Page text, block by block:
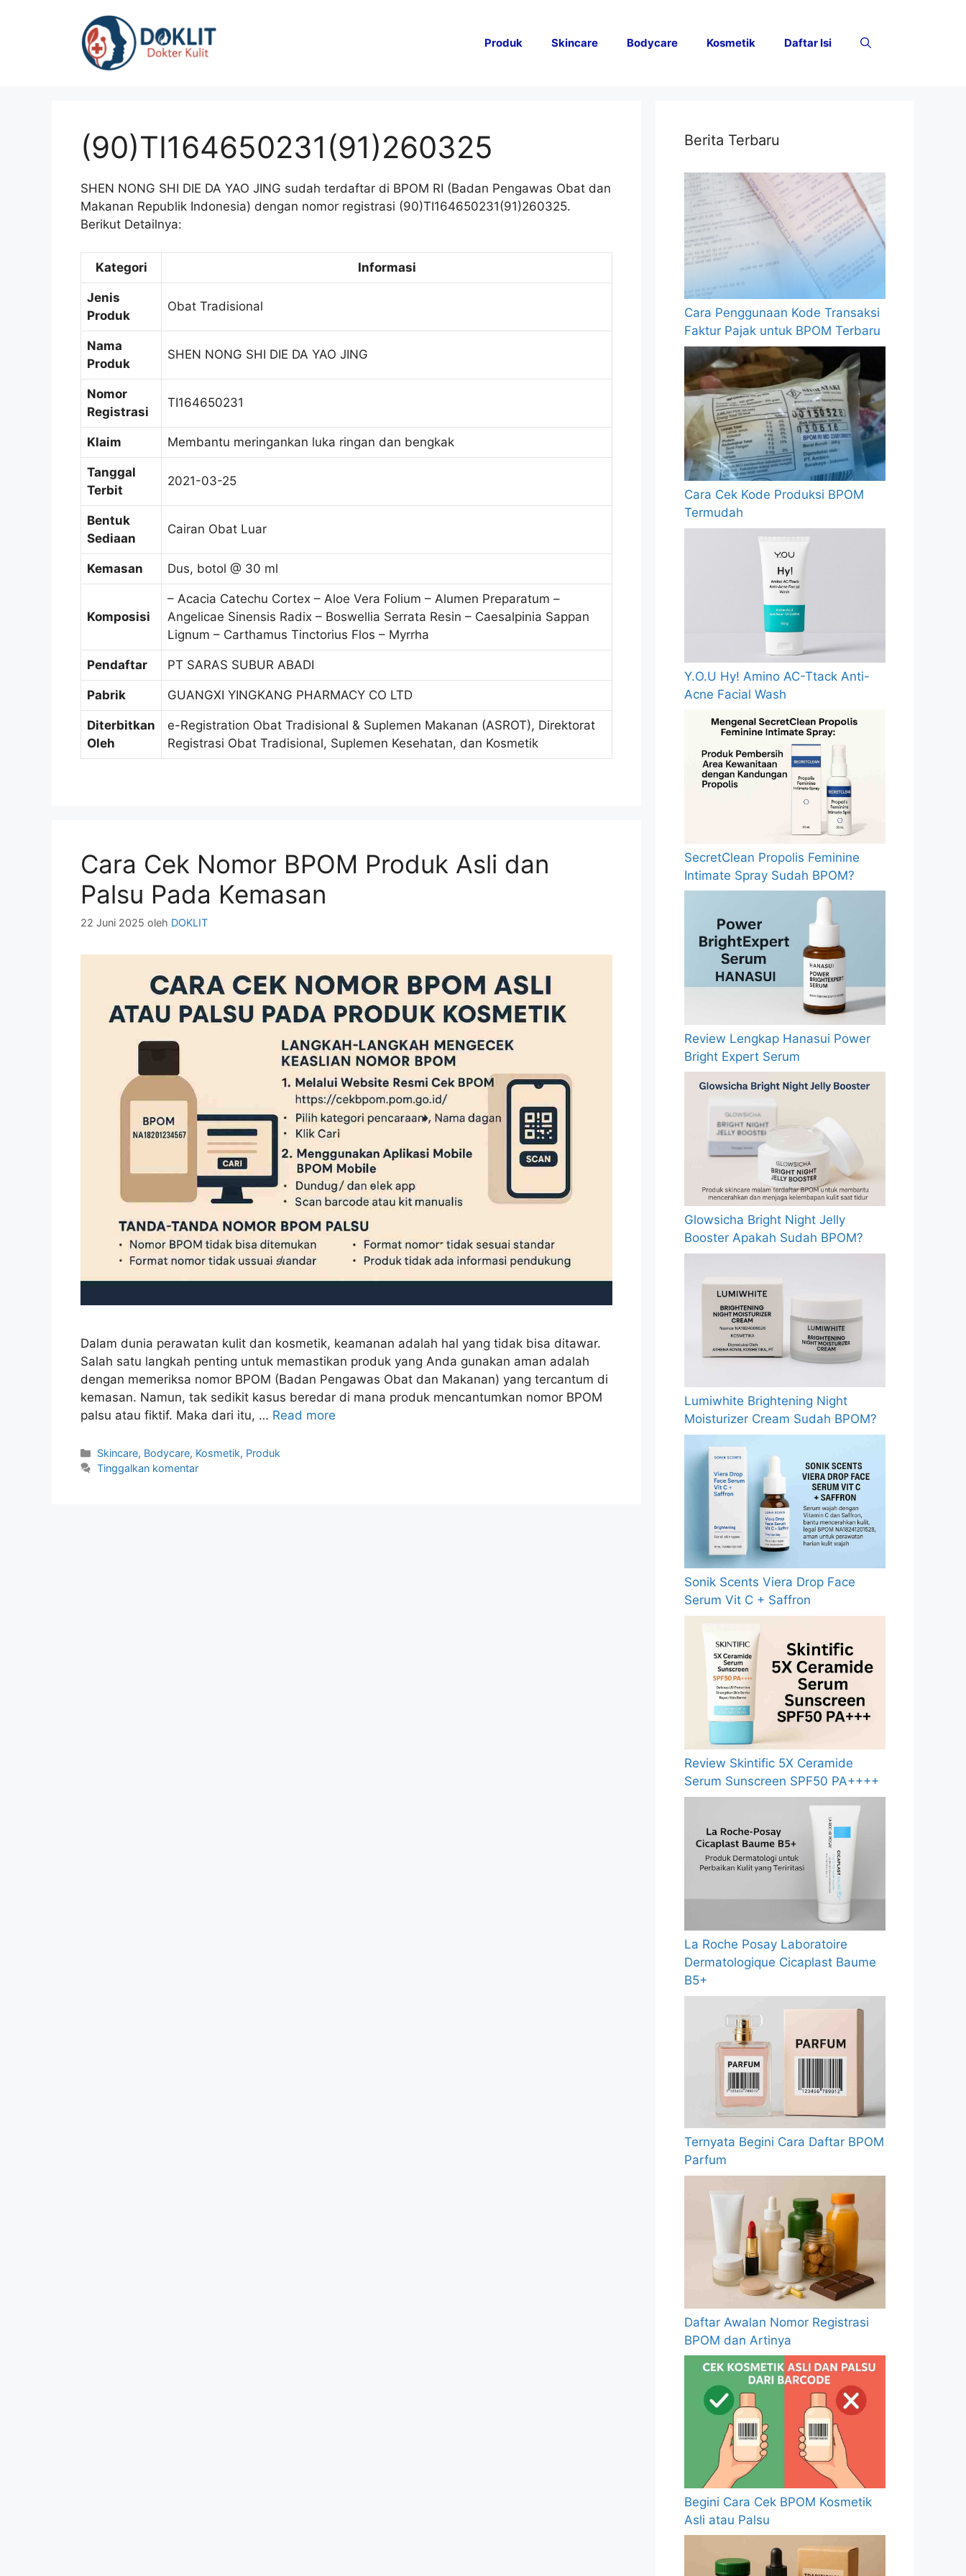
Produk Skincare Bodycare Kosmetik Daftar Isi
(90)TI164650231(91)260325
SHEN NONG SHI DIE DA YAO JING sudah terdaftar di BPOM RI (Badan Pengawas Obat dan
Makanan Republik Indonesia) dengan nomor registrasi (90)TI164650231(91)260325.
Berikut Detailnya:
Kategori Informasi
Jenis
Produk
Obat Tradisional
Nama
Produk
SHEN NONG SHI DIE DA YAO JING
Nomor
Registrasi
TI164650231
Klaim Membantu meringankan luka ringan dan bengkak
Tanggal
Terbit
2021-03-25
Bentuk
Sediaan
Cairan Obat Luar
Kemasan Dus, botol @ 30 ml
Komposisi
– Acacia Catechu Cortex – Aloe Vera Folium – Alumen Preparatum –
Angelicae Sinensis Radix – Boswellia Serrata Resin – Caesalpinia Sappan
Lignum – Carthamus Tinctorius Flos – Myrrha
Pendaftar PT SARAS SUBUR ABADI
Pabrik GUANGXI YINGKANG PHARMACY CO LTD
Diterbitkan
Oleh
e-Registration Obat Tradisional & Suplemen Makanan (ASROT), Direktorat
Registrasi Obat Tradisional, Suplemen Kesehatan, dan Kosmetik
Cara Cek Nomor BPOM Produk Asli dan
Palsu Pada Kemasan
22 Juni 2025 oleh DOKLIT
Dalam dunia perawatan kulit dan kosmetik, keamanan adalah hal yang tidak bisa ditawar.
Salah satu langkah penting untuk memastikan produk yang Anda gunakan aman adalah
dengan memeriksa nomor BPOM (Badan Pengawas Obat dan Makanan) yang tercantum di
kemasan. Namun, tak sedikit kasus beredar di mana produk mencantumkan nomor BPOM
palsu atau fiktif. Maka dari itu, … Read more
Kategori
Skincare, Bodycare, Kosmetik, Produk
Tinggalkan komentar
Berita Terbaru
Cara Penggunaan Kode Transaksi
Faktur Pajak untuk BPOM Terbaru
Cara Cek Kode Produksi BPOM
Termudah
Y.O.U Hy! Amino AC-Ttack Anti-
Acne Facial Wash
SecretClean Propolis Feminine
Intimate Spray Sudah BPOM?
Review Lengkap Hanasui Power
Bright Expert Serum
Glowsicha Bright Night Jelly
Booster Apakah Sudah BPOM?
Lumiwhite Brightening Night
Moisturizer Cream Sudah BPOM?
Sonik Scents Viera Drop Face
Serum Vit C + Saffron
Review Skintific 5X Ceramide
Serum Sunscreen SPF50 PA++++
La Roche Posay Laboratoire
Dermatologique Cicaplast Baume
B5+
Ternyata Begini Cara Daftar BPOM
Parfum
Daftar Awalan Nomor Registrasi
BPOM dan Artinya
Begini Cara Cek BPOM Kosmetik
Asli atau Palsu